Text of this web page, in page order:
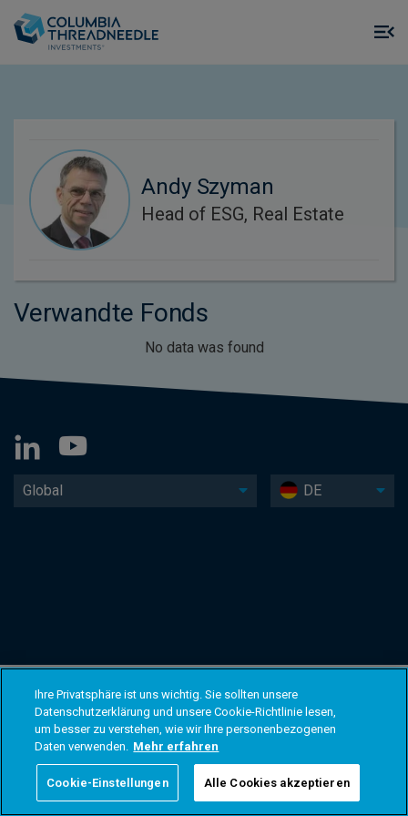
Andy Szyman
Head of ESG, Real Estate
Verwandte Fonds
No data was found
Global DE
Ihre Privatsphäre ist uns wichtig. Sie sollten unsere
Datenschutzerklärung und unsere Cookie-Richtlinie lesen,
um besser zu verstehen, wie wir Ihre personenbezogenen
Daten verwenden. Mehr erfahren
Cookie-Einstellungen Alle Cookies akzeptieren